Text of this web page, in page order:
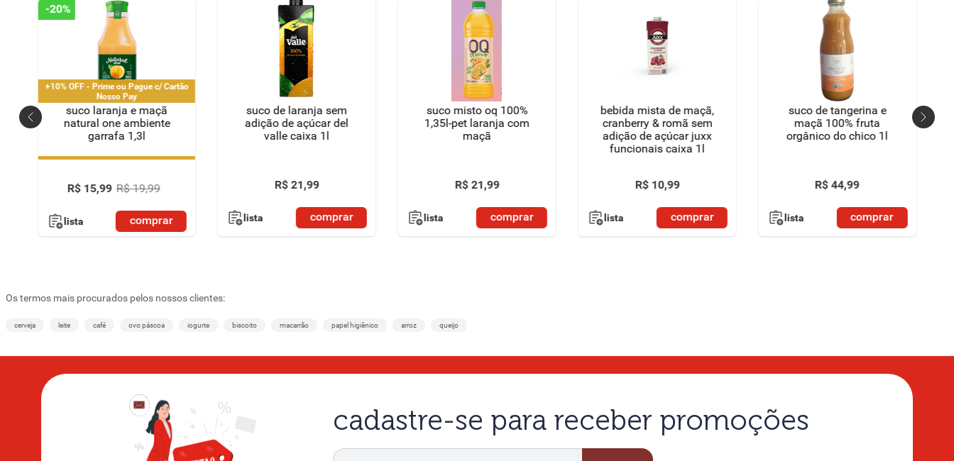
-20%
+10% OFF - Prime ou Pague c/ Cartão
Nosso Pay
suco laranja e maçã
natural one ambiente
garrafa 1,3l
+10% OFF - Prime ou Pague c/ Cartão
R$ 15,99 R$ 19,99
lista comprar
suco de laranja sem
adição de açúcar del
valle caixa 1l
R$ 21,99
lista comprar
suco misto oq 100%
1,35l-pet laranja com
maçã
R$ 21,99
lista comprar
bebida mista de maçã,
cranberry & romã sem
adição de açúcar juxx
funcionais caixa 1l
R$ 10,99
lista comprar
suco de tangerina e
maçã 100% fruta
orgânico do chico 1l
R$ 44,99
lista comprar
Os termos mais procurados pelos nossos clientes:
cerveja leite café ovo páscoa iogurte biscoito macarrão papel higiênico arroz queijo
cadastre-se para receber promoções